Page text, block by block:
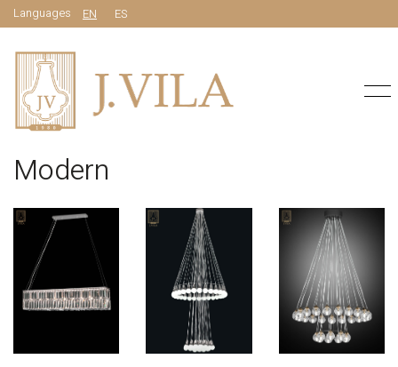
Languages EN ES
Modern